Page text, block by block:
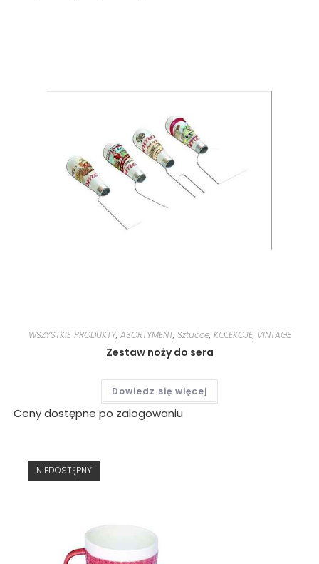
WSZYSTKIE PRODUKTY, ASORTYMENT, Sztućce, KOLEKCJE, VINTAGE
Zestaw noży do sera
Dowiedz się więcej
Ceny dostępne po zalogowaniu
NIEDOSTĘPNY